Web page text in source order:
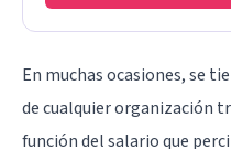
En muchas ocasiones, se
de cualquier organización
función del salario que